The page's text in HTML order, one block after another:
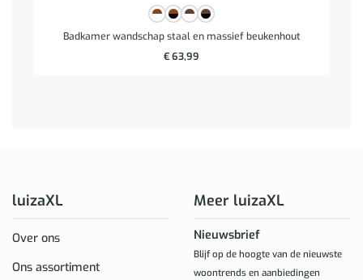
Badkamer wandschap staal en massief beukenhout
€63,99
luizaXL
Over ons
Ons assortiment
Meer luizaXL
Nieuwsbrief
Blijf op de hoogte van de nieuwste
woontrends en aanbiedingen